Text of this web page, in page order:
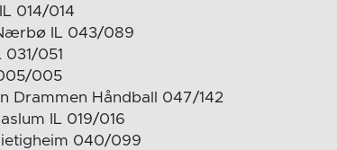
014/014
IL 043/089
051
005
Drammen Håndball 047/142
IL 019/016
040/099